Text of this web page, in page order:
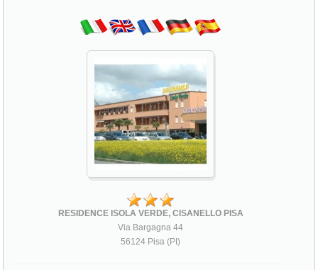
RESIDENCE ISOLA VERDE, CISANELLO PISA
Via Bargagna 44
56124 Pisa (PI)